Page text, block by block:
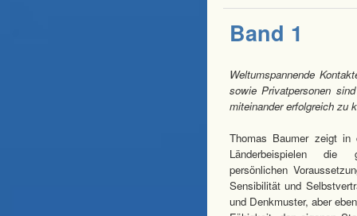
Band 1
Weltumspannende
sowie Privatpersonen
miteinander erfolgreich zu
Thomas Baumer zeigt in
Länderbeispielen die
persönlichen
Sensibilität und
und Denkmuster, aber